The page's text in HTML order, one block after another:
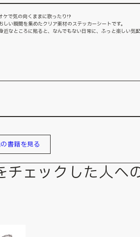
ケで気の向くままに歌ったり!?
い瞬間を集めたクリア素材のステッカーシートです。
近なところに貼ると、なんでもない日常に、ふっと楽しい気
書籍を見る
チェックした人へ